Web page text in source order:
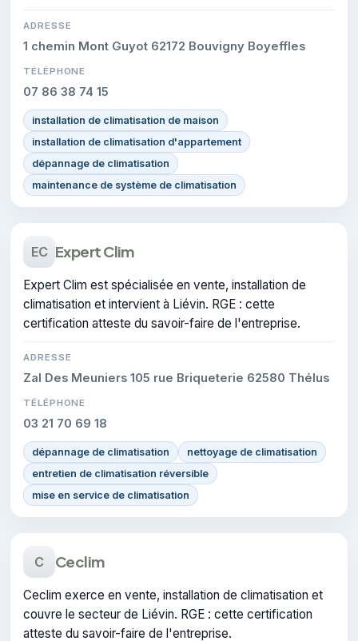
ADRESSE
1 chemin Mont Guyot 62172 Bouvigny Boyeffles
TÉLÉPHONE
07 86 38 74 15
installation de climatisation de maison
installation de climatisation d'appartement
dépannage de climatisation
maintenance de système de climatisation
EC Expert Clim
Expert Clim est spécialisée en vente, installation de
climatisation et intervient à Liévin. RGE : cette
certification atteste du savoir-faire de l'entreprise.
ADRESSE
Zal Des Meuniers 105 rue Briqueterie 62580 Thélus
TÉLÉPHONE
03 21 70 69 18
dépannage de climatisation
nettoyage de climatisation
entretien de climatisation réversible
mise en service de climatisation
C Ceclim
Ceclim exerce en vente, installation de climatisation et
couvre le secteur de Liévin. RGE : cette certification
atteste du savoir-faire de l'entreprise.